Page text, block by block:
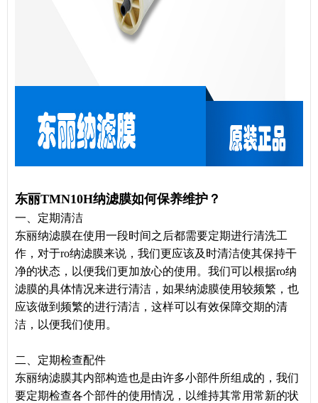
东丽TMN10H纳滤膜如何保养维护？
一、定期清洁
东丽纳滤膜在使用一段时间之后都需要定期进行清洗工
作，对于ro纳滤膜来说，我们更应该及时清洁使其保持干
净的状态，以便我们更加放心的使用。我们可以根据ro纳
滤膜的具体情况来进行清洁，如果纳滤膜使用较频繁，也
应该做到频繁的进行清洁，这样可以有效保障交期的清
洁，以便我们使用。
二、定期检查配件
东丽纳滤膜其内部构造也是由许多小部件所组成的，我们
要定期检查各个部件的使用情况，以维持其常用常新的状